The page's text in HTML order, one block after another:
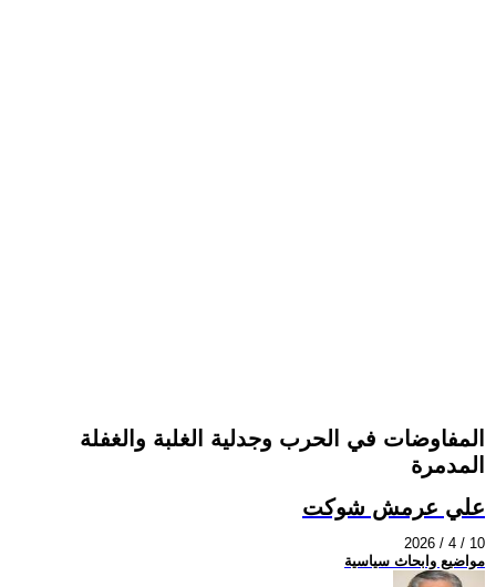
المفاوضات في الحرب وجدلية الغلبة والغفلة
المدمرة
علي عرمش شوكت
2026 / 4 / 10
مواضيع وابحاث سياسية